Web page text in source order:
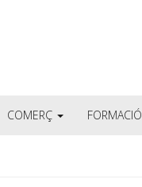
COMERÇ FORMACIÓ